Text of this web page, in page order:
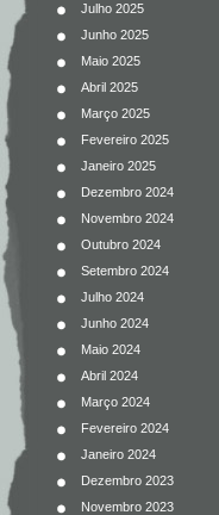
Julho 2025
Junho 2025
Maio 2025
Abril 2025
Março 2025
Fevereiro 2025
Janeiro 2025
Dezembro 2024
Novembro 2024
Outubro 2024
Setembro 2024
Julho 2024
Junho 2024
Maio 2024
Abril 2024
Março 2024
Fevereiro 2024
Janeiro 2024
Dezembro 2023
Novembro 2023